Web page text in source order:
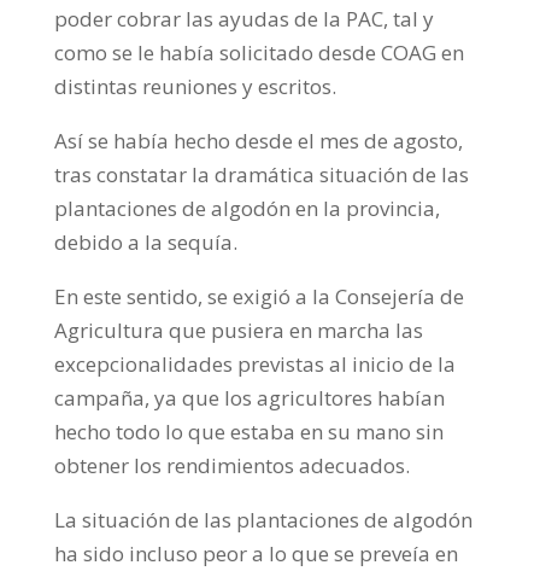
poder cobrar las ayudas de la PAC, tal y
como se le había solicitado desde COAG en
distintas reuniones y escritos.
Así se había hecho desde el mes de agosto,
tras constatar la dramática situación de las
plantaciones de algodón en la provincia,
debido a la sequía.
En este sentido, se exigió a la Consejería de
Agricultura que pusiera en marcha las
excepcionalidades previstas al inicio de la
campaña, ya que los agricultores habían
hecho todo lo que estaba en su mano sin
obtener los rendimientos adecuados.
La situación de las plantaciones de algodón
ha sido incluso peor a lo que se preveía en